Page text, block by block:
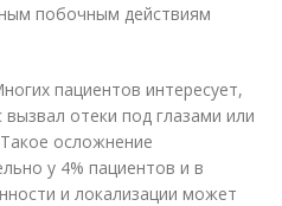
побочным действиям
пациентов интересует,
отеки под глазами или
осложнение
у 4% пациентов и в
и локализации может